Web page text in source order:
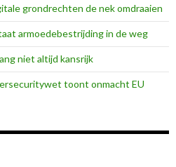
grondrechten de nek omdraaien
armoedebestrijding in de weg
niet altijd kansrijk
toont onmacht EU